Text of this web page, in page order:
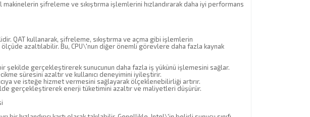
makinelerin şifreleme ve sıkıştırma işlemlerini hızlandırarak daha iyi performans
QAT kullanarak, şifreleme, sıkıştırma ve açma gibi işlemlerin
azaltılabilir. Bu, CPU\'nun diğer önemli görevlere daha fazla kaynak
şekilde gerçekleştirerek sunucunun daha fazla iş yükünü işlemesini sağlar.
süresini azaltır ve kullanıcı deneyimini iyileştirir.
ve isteğe hizmet vermesini sağlayarak ölçeklenebilirliği artırır.
gerçekleştirerek enerji tüketimini azaltır ve maliyetleri düşürür.